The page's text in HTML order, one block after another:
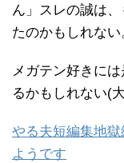
ん」スレの誠は
たのかもしれない
メガテン好きに
るかもしれない(
やる夫短編集地
ようです